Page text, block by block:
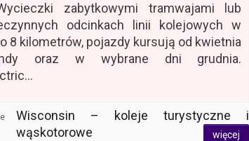
zabytkowymi tramwajami lub
odcinkach linii kolejowych w
8 kilometrów, pojazdy kursują od kwietnia
oraz w wybrane dni grudnia.
Wisconsin – koleje turystyczne i
wąskotorowe
więcej